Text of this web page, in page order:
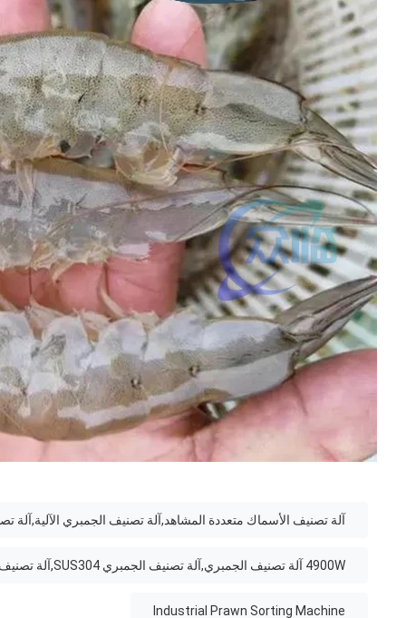
آلة تصنيف الأسماك متعددة المشاهد,آلة تصنيف الجمبري الآلية,آلة
4900W آلة تصنيف الجمبري,آلة تصنيف الجمبري SUS304,آلة تصنيف غسيل الجمبري القوية
Industrial Prawn Sorting Machine